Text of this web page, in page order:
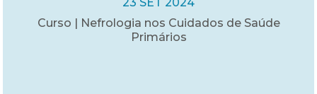
Curso | Nefrologia nos Cuidados de Saúde
Primários